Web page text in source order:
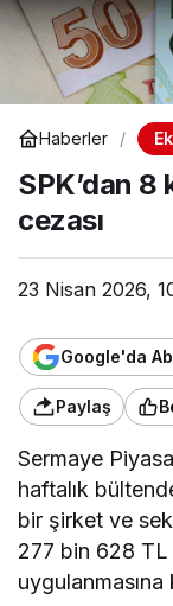
Haberler
SPK’dan 8
cezası
23 Nisan 2026,
Google'da
Paylaş
Sermaye
haftalık
bir şirket ve
277 bin 628 TL